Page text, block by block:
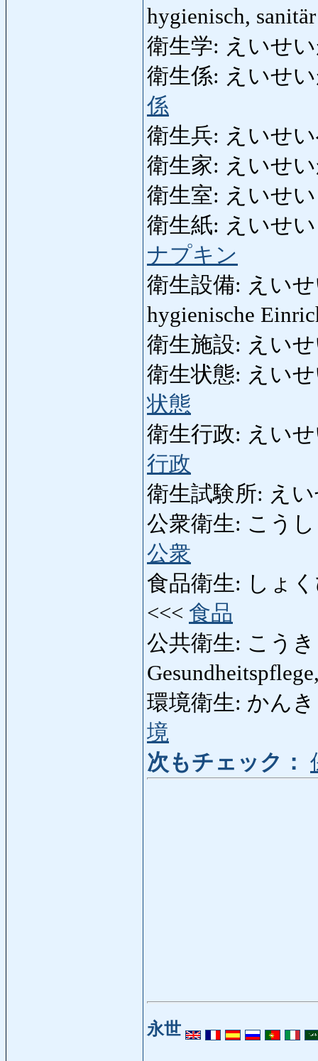
hygienisch,
衛生学: えいせい
衛生係: えいせい
係
衛生兵: えいせ
衛生家: えいせい
衛生室: えいせ
衛生紙: えいせい
ナプキン
衛生設備: えい
hygienische
衛生施設: えい
衛生状態: えいせ
状態
衛生行政: えい
行政
衛生試験所: え
公衆衛生: こうし
公衆
食品衛生: しょ
<<< 食品
公共衛生: こう
環境衛生: かん
境
次もチェック：
永世